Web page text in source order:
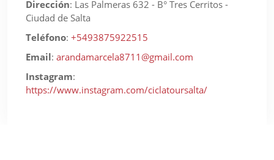
Dirección: Las Palmeras 632 - B° Tres Cerritos -
Ciudad de Salta
Teléfono: +5493875922515
Email: arandamarcela8711@gmail.com
Instagram:
https://www.instagram.com/ciclatoursalta/